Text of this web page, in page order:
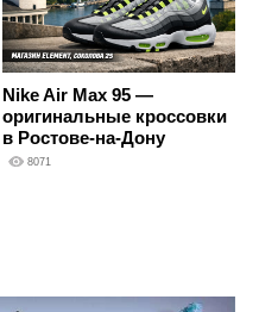
Nike Air Max 95 —
оригинальные кроссовки
в Ростове-на-Дону
8071